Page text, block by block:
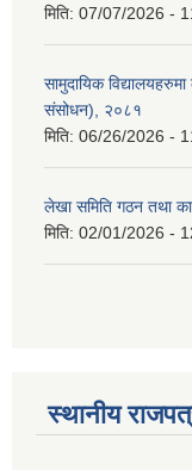
मिति: 07/07/2026 -
सामुदायिक
संसोधन), २०८१
मिति: 06/26/2026 -
लेखा समिति गठन तथा
मिति: 02/01/2026 -
स्थानीय